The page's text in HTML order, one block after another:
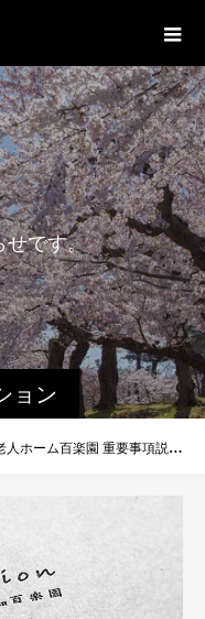
ョン
せです。
ホーム百楽園 重要事項説明書